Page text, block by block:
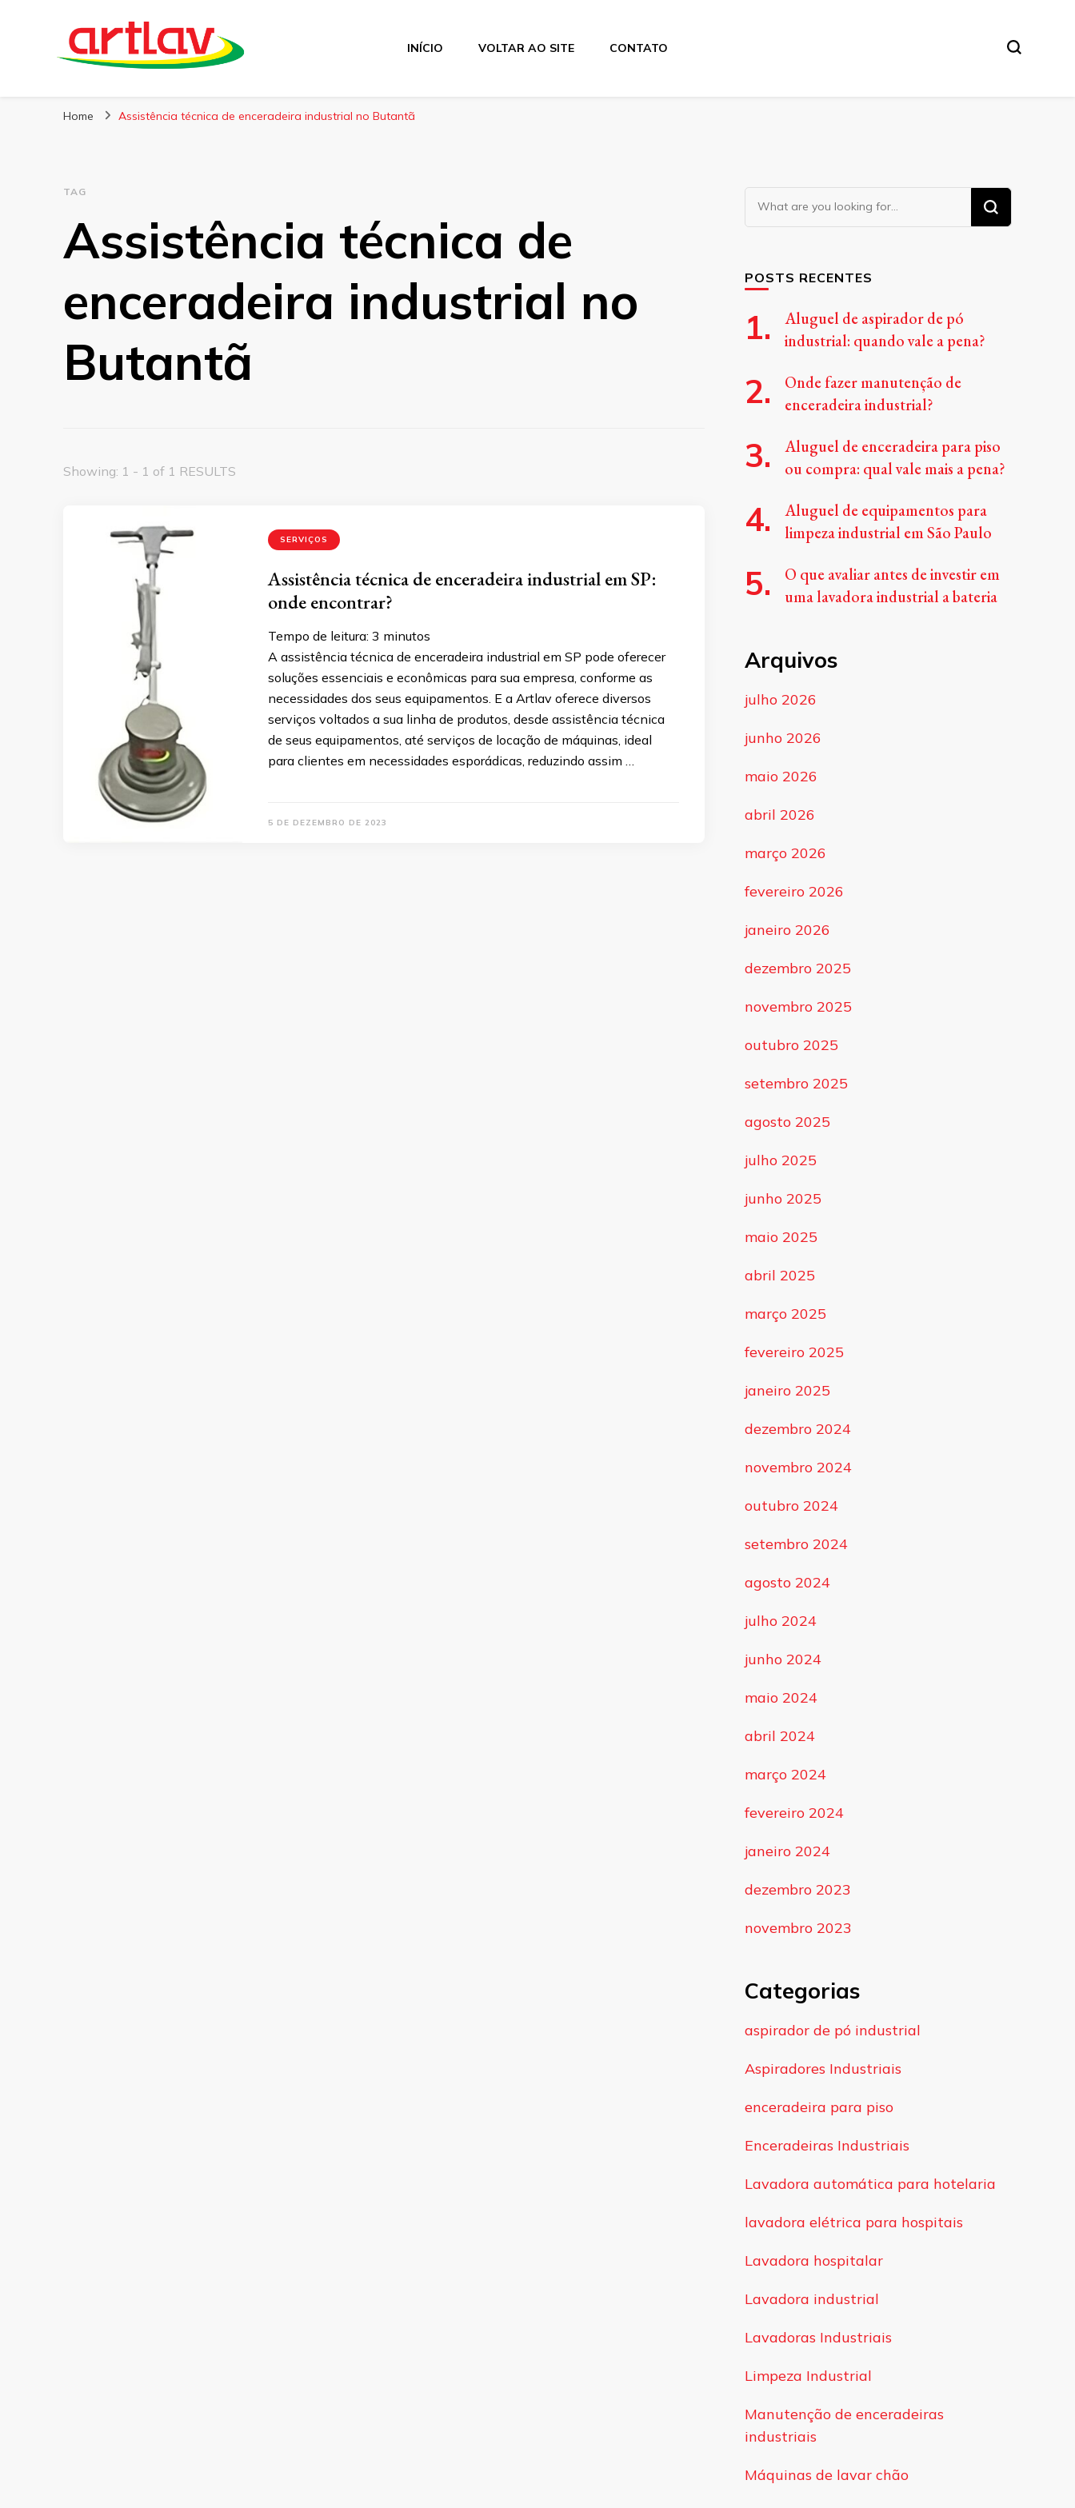
Blog
INÍCIO VOLTAR AO SITE CONTATO
Home Assistência técnica de enceradeira industrial no Butantã
TAG
Assistência técnica de
enceradeira industrial no
Butantã
Showing: 1 - 1 of 1 RESULTS
SERVIÇOS
Assistência técnica de enceradeira industrial em SP:
onde encontrar?
Tempo de leitura: 3 minutos
A assistência técnica de enceradeira industrial em SP pode oferecer
soluções essenciais e econômicas para sua empresa, conforme as
necessidades dos seus equipamentos. E a Artlav oferece diversos
serviços voltados a sua linha de produtos, desde assistência técnica
de seus equipamentos, até serviços de locação de máquinas, ideal
para clientes em necessidades esporádicas, reduzindo assim …
5 DE DEZEMBRO DE 2023
Looking
for
POSTS RECENTES
Aluguel de aspirador de pó
industrial: quando vale a pena?
Onde fazer manutenção de
enceradeira industrial?
Aluguel de enceradeira para piso
ou compra: qual vale mais a pena?
Aluguel de equipamentos para
limpeza industrial em São Paulo
O que avaliar antes de investir em
uma lavadora industrial a bateria
Arquivos
julho 2026
junho 2026
maio 2026
abril 2026
março 2026
fevereiro 2026
janeiro 2026
dezembro 2025
novembro 2025
outubro 2025
setembro 2025
agosto 2025
julho 2025
junho 2025
maio 2025
abril 2025
março 2025
fevereiro 2025
janeiro 2025
dezembro 2024
novembro 2024
outubro 2024
setembro 2024
agosto 2024
julho 2024
junho 2024
maio 2024
abril 2024
março 2024
fevereiro 2024
janeiro 2024
dezembro 2023
novembro 2023
Categorias
aspirador de pó industrial
Aspiradores Industriais
enceradeira para piso
Enceradeiras Industriais
Lavadora automática para hotelaria
lavadora elétrica para hospitais
Lavadora hospitalar
Lavadora industrial
Lavadoras Industriais
Limpeza Industrial
Manutenção de enceradeiras
industriais
Máquinas de lavar chão